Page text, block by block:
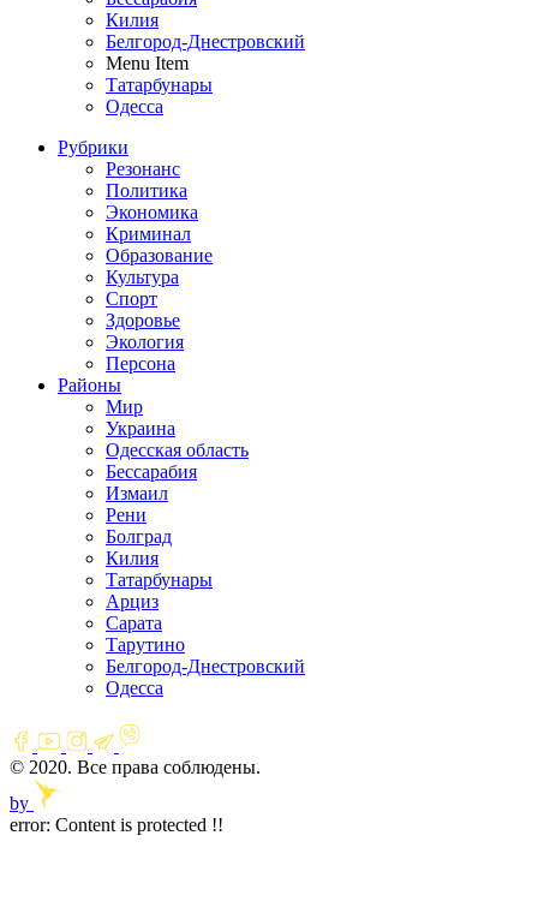
Килия
Белгород-Днестровский
Menu Item
Татарбунары
Одесса
Рубрики
Резонанс
Политика
Экономика
Криминал
Образование
Культура
Спорт
Здоровье
Экология
Персона
Районы
Мир
Украина
Одесская область
Бессарабия
Измаил
Рени
Болград
Килия
Татарбунары
Арциз
Сарата
Тарутино
Белгород-Днестровский
Одесса
© 2020. Все права соблюдены.
by
error: Content is protected !!